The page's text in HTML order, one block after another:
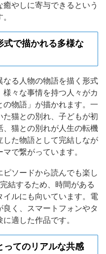
やしに寄与できるという
で描かれる多様な
なる人物の物語を描く形式
々な事情を持つ人々がカ
物語」が描かれます。一
た猫との別れ、子どもが初
猫との別れが人生の転機
た物語として完結しなが
で繋がっています。
ソードから読んでも楽し
結するため、時間がある
イルにも向いています。電
く、スマートフォンやタ
適した作品です。
てのリアルな共感